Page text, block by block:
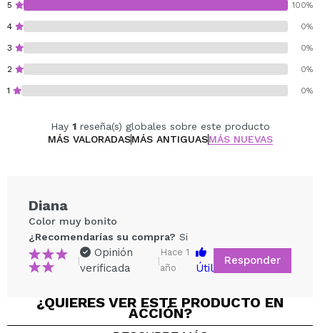
5 100%
4 0%
3 0%
2 0%
1 0%
Hay 1reseña(s) globales sobre este producto
MÁS VALORADASMÁS ANTIGUASMÁS NUEVAS
Diana
Color muy bonito
¿Recomendarías su compra? Si
|
Opinión
verificada
|
Hace 1
año
Útil
Responder
¿QUIERES VER ESTE PRODUCTO EN
ACCIÓN?